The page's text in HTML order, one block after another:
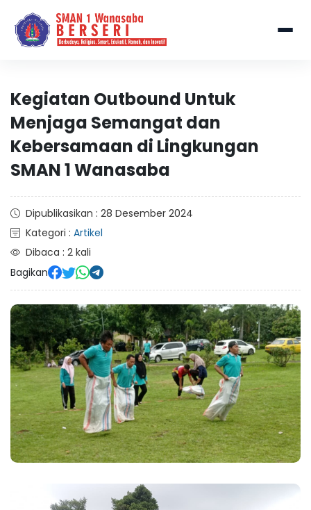
Kegiatan Outbound Untuk
Menjaga Semangat dan
Kebersamaan di Lingkungan
SMAN 1 Wanasaba
Dipublikasikan : 28 Desember 2024
Kategori : Artikel
Dibaca : 2 kali
Bagikan